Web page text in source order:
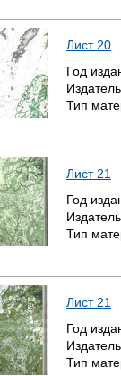
Лист 20
Год
Тип
Лист 21
Год
Тип
Лист 21
Год
Тип